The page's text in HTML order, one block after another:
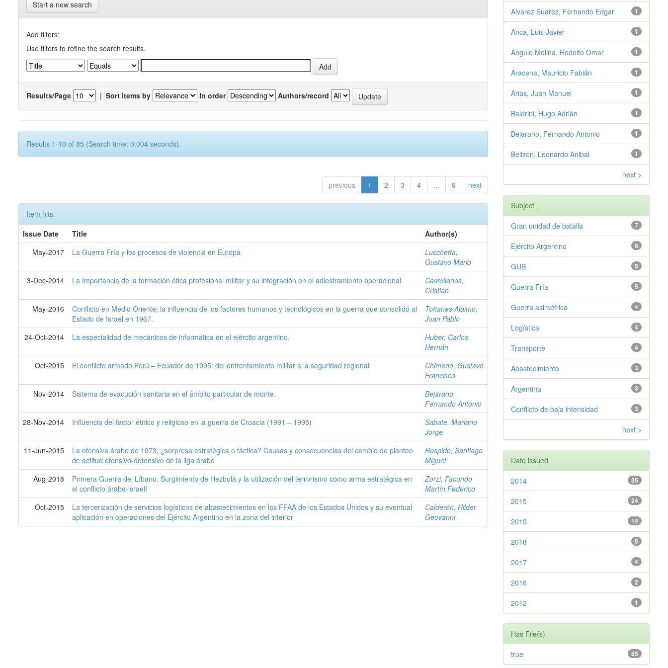
Start a new search
Add filters:
Use filters to refine the search results.
Results/Page | Sort items by In order Authors/record
Results 1-10 of 85 (Search time: 0.004 seconds).
previous 1 2 3 4 ... 9 next
Item hits:
Issue Date
Title
Author(s)
May-2017
La Guerra Fría y los procesos de violencia en Europa
Lucchetta,
Gustavo Mario
3-Dec-2014
La Importancia de la formación ética profesional militar y su integración en el adiestramiento operacional
Castellanos,
Cristian
May-2016
Conflicto en Medio Oriente; la influencia de los factores humanos y tecnológicos en la guerra que consolidó al
Estado de Israel en 1967.
Toñanes Alaimo,
Juan Pablo
24-Oct-2014
La especialidad de mecánicos de informática en el ejército argentino.
Huber, Carlos
Hernán
Oct-2015
El conflicto armado Perú – Ecuador de 1995: del enfrentamiento militar a la seguridad regional
Chimeno, Gustavo
Francisco
Nov-2014
Sistema de evacución sanitaria en el ámbito particular de monte.
Bejarano,
Fernando Antonio
28-Nov-2014
Influencia del factor étnico y religioso en la guerra de Croacia (1991 – 1995)
Sabate, Mariano
Jorge
11-Jun-2015
La ofensiva árabe de 1973, ¿sorpresa estratégica o táctica? Causas y consecuencias del cambio de planteo
de actitud ofensivo-defensivo de la liga árabe
Rospide, Santiago
Miguel
Aug-2018
Primera Guerra del Líbano. Surgimiento de Hezbolá y la utilización del terrorismo como arma estratégica en
el conflicto árabe-israelí
Zorzi, Facundo
Martín Federico
Oct-2015
La tercerización de servicios logísticos de abastecimientos en las FFAA de los Estados Unidos y su eventual
aplicación en operaciones del Ejército Argentino en la zona del interior
Calderón, Hilder
Geovanni
1
Alvarez Suárez, Fernando Edgar
1
Anca, Luis Javier
1
Angulo Molina, Rodolfo Omar
1
Aracena, Mauricio Fabián
1
Arias, Juan Manuel
1
Baldrini, Hugo Adrián
1
Bejarano, Fernando Antonio
1
Belizon, Leonardo Anibal
next >
Subject
7
Gran unidad de batalla
6
Ejército Argentino
5
GUB
5
Guerra Fría
4
Guerra asimétrica
4
Logística
4
Transporte
3
Abastecimiento
3
Argentina
3
Conflicto de baja intensidad
next >
Date issued
35
2014
24
2015
14
2019
5
2018
4
2017
2
2016
1
2012
Has File(s)
85
true